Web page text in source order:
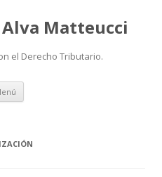
Matteucci
el Derecho Tributario.
Ir
contenido